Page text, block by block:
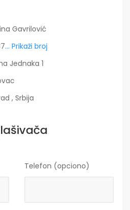
Gavrilović
... Prikaži broj
Jednaka 1
, Srbija
Telefon (opciono)